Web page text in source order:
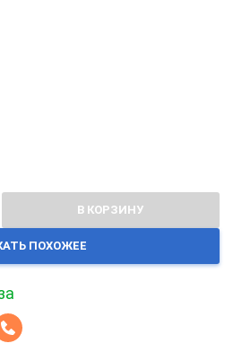
В КОРЗИНУ
ПОХОЖЕЕ